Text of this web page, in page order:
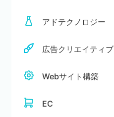
アドテクノロジー
広告クリエイティブ
Webサイト構築
EC